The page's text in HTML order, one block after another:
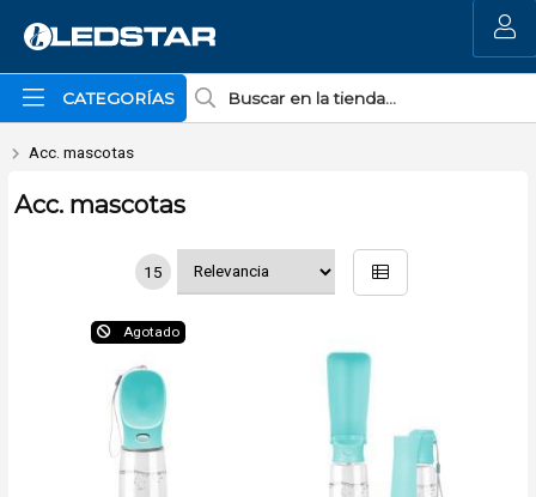
CATEGORÍAS
MI COMPRA
Acc. mascotas
Acc. mascotas
15
Agotado